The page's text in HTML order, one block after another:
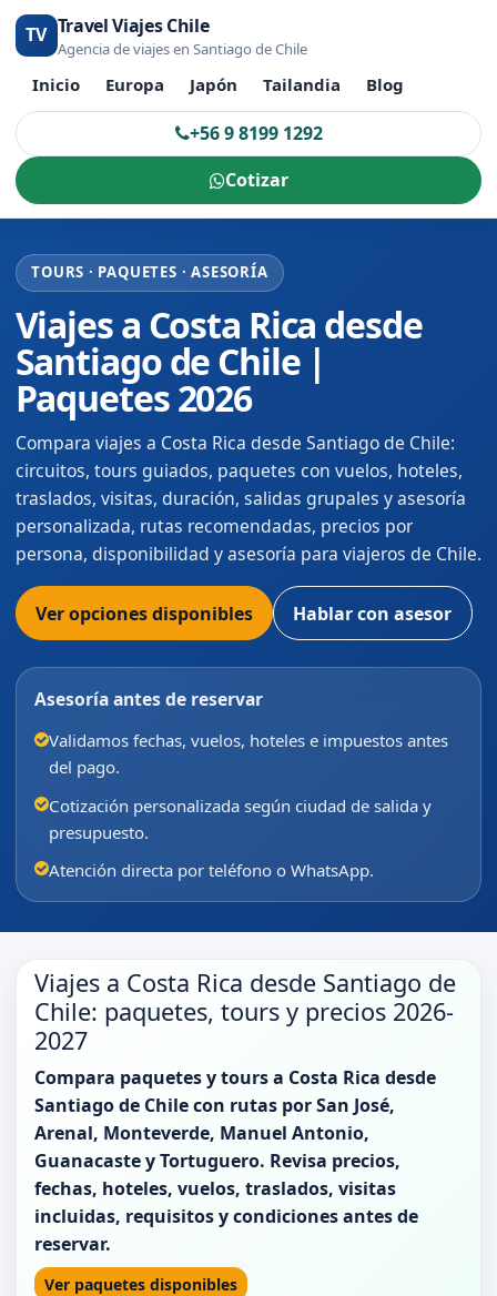
TV Travel Viajes Chile
Agencia de viajes en Santiago de Chile
Inicio Europa Japón Tailandia Blog
+56 9 8199 1292
Cotizar
TOURS · PAQUETES · ASESORÍA
Viajes a Costa Rica desde
Santiago de Chile |
Paquetes 2026
Compara viajes a Costa Rica desde Santiago de Chile:
circuitos, tours guiados, paquetes con vuelos, hoteles,
traslados, visitas, duración, salidas grupales y asesoría
personalizada, rutas recomendadas, precios por
persona, disponibilidad y asesoría para viajeros de Chile.
Ver opciones disponibles Hablar con asesor
Asesoría antes de reservar
Validamos fechas, vuelos, hoteles e impuestos antes
del pago.
Cotización personalizada según ciudad de salida y
presupuesto.
Atención directa por teléfono o WhatsApp.
Viajes a Costa Rica desde Santiago de
Chile: paquetes, tours y precios 2026-
2027
Compara paquetes y tours a Costa Rica desde
Santiago de Chile con rutas por San José,
Arenal, Monteverde, Manuel Antonio,
Guanacaste y Tortuguero. Revisa precios,
fechas, hoteles, vuelos, traslados, visitas
incluidas, requisitos y condiciones antes de
reservar.
Ver paquetes disponibles